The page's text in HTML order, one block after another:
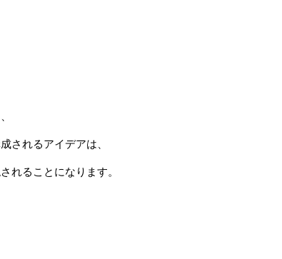
されるアイデアは、
れることになります。